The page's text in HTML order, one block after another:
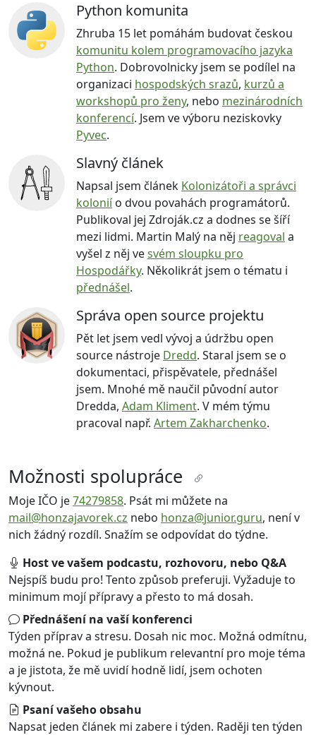
Python komunita
Zhruba 15 let pomáhám budovat českou
komunitu kolem programovacího jazyka
Python. Dobrovolnicky jsem se podílel na
organizaci hospodských srazů, kurzů a
workshopů pro ženy, nebo mezinárodních
konferencí. Jsem ve výboru neziskovky
Pyvec.
Slavný článek
Napsal jsem článek Kolonizátoři a správci
koloniío dvou povahách programátorů.
Publikoval jej Zdroják.cz a dodnes se šíří
mezi lidmi. Martin Malý na něj reagoval a
vyšel z něj vesvém sloupku pro
Hospodářky. Několikrát jsem o tématu i
přednášel.
Správa open source projektu
Pět let jsem vedl vývoj a údržbu open
source nástroje Dredd. Staral jsem se o
dokumentaci, přispěvatele, přednášel
jsem. Mnohé mě naučil původní autor
Dredda, Adam Kliment. V mém týmu
pracoval např. Artem Zakharchenko.
Možnosti spolupráce
Moje IČO je74279858. Psát mi můžete na
mail@honzajavorek.cz nebo honza@junior.guru, není v
nich žádný rozdíl. Snažím se odpovídat do týdne.
Host ve vašem podcastu, rozhovoru, nebo Q&A
Nejspíš budu pro! Tento způsob preferuji. Vyžaduje to
minimum mojí přípravy a přesto to má dosah.
Přednášení na vaší konferenci
Týden příprav a stresu. Dosah nic moc. Možná odmítnu,
možná ne. Pokud je publikum relevantní pro moje téma
a je jistota, že mě uvidí hodně lidí, jsem ochoten
kývnout.
Psaní vašeho obsahu
Napsat jeden článek mi zabere i týden. Raději ten týden